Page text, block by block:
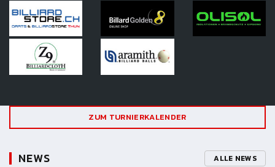
ZUM TURNIERKALENDER
NEWS ALLE NEWS